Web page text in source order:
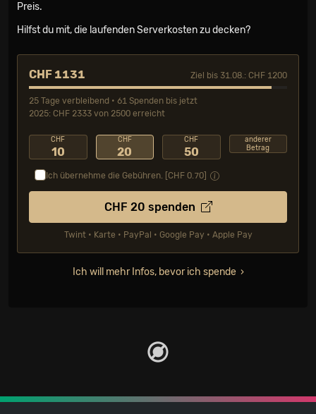
Preis.
Hilfst du mit, die laufenden Serverkosten zu decken?
CHF 1131 Ziel bis 31.08.: CHF 1200
25 Tage verbleibend • 61 Spenden bis jetzt
2025: CHF 2333 von 2500 erreicht
CHF
10
CHF
20
CHF
50
anderer
Betrag
Ich übernehme die Gebühren. [CHF 0.70
CHF 20 spenden
Twint • Karte • PayPal • Google Pay • Apple Pay
Ich will mehr Infos, bevor ich spende